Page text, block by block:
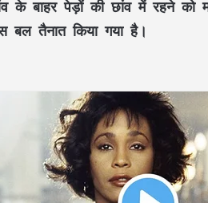
के बाहरपेड़ों की छांवमें रहने को
बलतैनात किया गया है।